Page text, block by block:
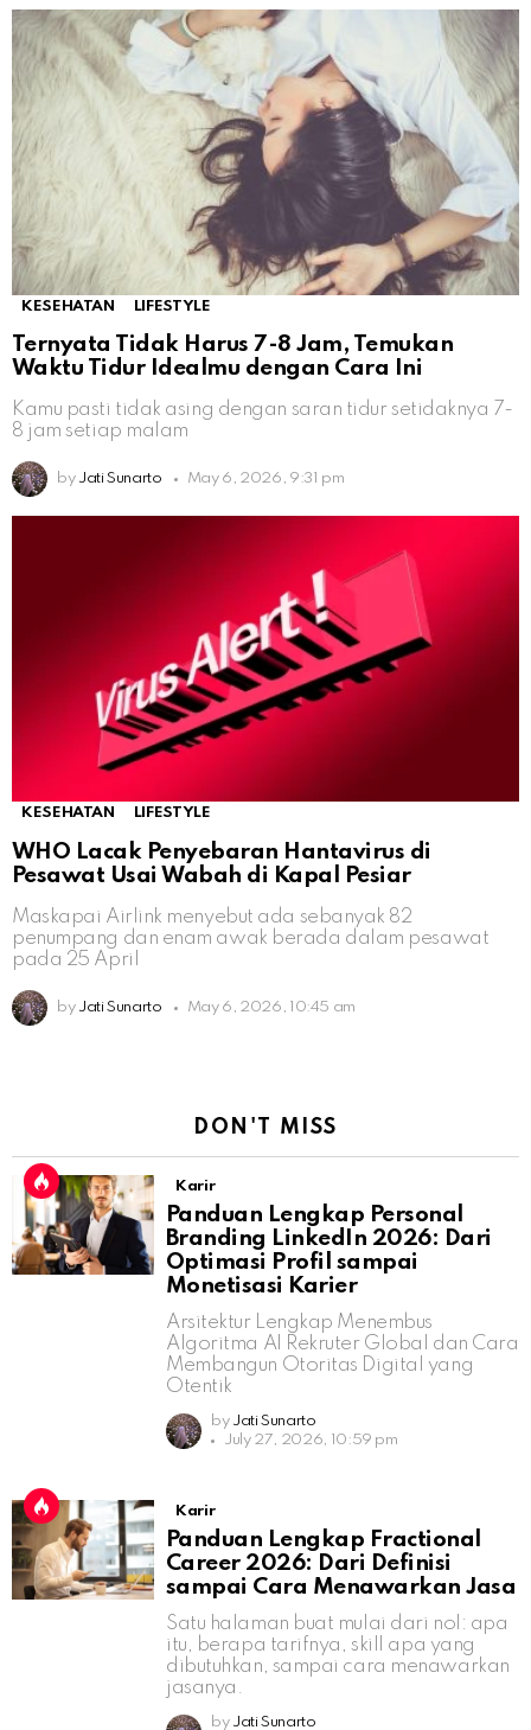
KESEHATAN LIFESTYLE
Ternyata Tidak Harus 7-8 Jam, Temukan
Waktu Tidur Idealmu dengan Cara Ini
Kamu pasti tidak asing dengan saran tidur setidaknya 7-
8 jam setiap malam
by Jati Sunarto May 6, 2026, 9:31 pm
KESEHATAN LIFESTYLE
WHO Lacak Penyebaran Hantavirus di
Pesawat Usai Wabah di Kapal Pesiar
Maskapai Airlink menyebut ada sebanyak 82
penumpang dan enam awak berada dalam pesawat
pada 25 April
by Jati Sunarto May 6, 2026, 10:45 am
DON'T MISS
Karir
Panduan Lengkap Personal
Branding LinkedIn 2026: Dari
Optimasi Profil sampai
Monetisasi Karier
Arsitektur Lengkap Menembus
Algoritma AI Rekruter Global dan Cara
Membangun Otoritas Digital yang
Otentik
by Jati Sunarto
July 27, 2026, 10:59 pm
Karir
Panduan Lengkap Fractional
Career 2026: Dari Definisi
sampai Cara Menawarkan Jasa
Satu halaman buat mulai dari nol: apa
itu, berapa tarifnya, skill apa yang
dibutuhkan, sampai cara menawarkan
jasanya.
by Jati Sunarto